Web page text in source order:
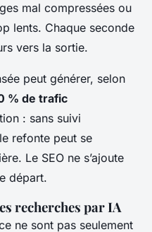
mal compressées ou
lents. Chaque seconde
vers la sortie.
peut générer, selon
% de trafic
: sans suivi
refonte peut se
Le SEO ne s’ajoute
départ.
recherches par IA
ne sont pas seulement